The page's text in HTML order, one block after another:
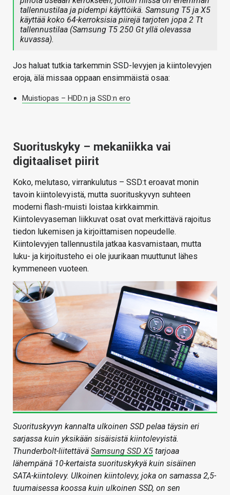
tallennustilaa ja pidempi käyttöikä. Samsung T5 ja X5
käyttää koko 64-kerroksisia piirejä tarjoten jopa 2 Tt
tallennustilaa (Samsung T5 250 Gt yllä olevassa
kuvassa).
Jos haluat tutkia tarkemmin SSD-levyjen ja kiintolevyjen
eroja, älä missaa oppaan ensimmäistä osaa:
Muistiopas – HDD:n ja SSD:n ero
Suorituskyky – mekaniikka vai
digitaaliset piirit
Koko, melutaso, virrankulutus – SSD:t eroavat monin
tavoin kiintolevyistä, mutta suorituskyvyn suhteen
moderni flash-muisti loistaa kirkkaimmin.
Kiintolevyaseman liikkuvat osat ovat merkittävä rajoitus
tiedon lukemisen ja kirjoittamisen nopeudelle.
Kiintolevyjen tallennustila jatkaa kasvamistaan, mutta
luku- ja kirjoitusteho ei ole juurikaan muuttunut lähes
kymmeneen vuoteen.
Suorituskyvyn kannalta ulkoinen SSD pelaa täysin eri
sarjassa kuin yksikään sisäisistä kiintolevyistä.
Thunderbolt-liitettävä Samsung SSD X5 tarjoaa
lähempänä 10-kertaista suorituskykyä kuin sisäinen
SATA-kiintolevy. Ulkoinen kiintolevy, joka on samassa 2,5-
tuumaisessa koossa kuin ulkoinen SSD, on sen